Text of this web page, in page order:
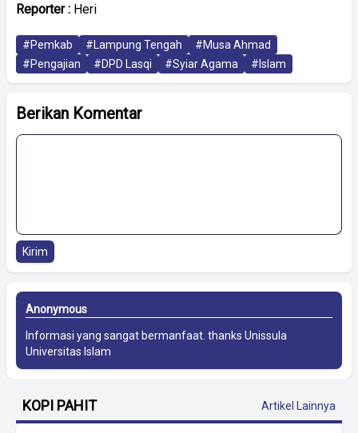
Reporter : Heri
#Pemkab #Lampung Tengah
#Musa Ahmad
#Pengajian
#DPD Lasqi #Syiar Agama #Islam
Berikan Komentar
Kirim
Anonymous
Informasi yang sangat bermanfaat. thanks Unissula
Universitas Islam
KOPI PAHIT Artikel Lainnya